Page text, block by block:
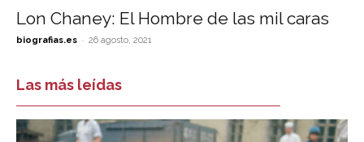
Lon Chaney: El Hombre de las mil caras
biografias.es - 26 agosto, 2021
Las más leídas